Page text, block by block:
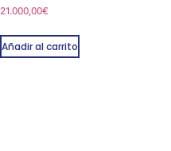
21.000,00€
Añadir al carrito